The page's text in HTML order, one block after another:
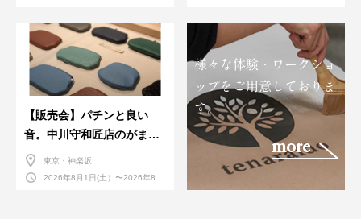
【販売会】パチンと良い
音。中川守和匠店のがまぐ
ち展。
東京・神楽坂
2026年8月1日(土）〜2026年8月
様々な体験・ワークショ
ップをご用意しておりま
す。
more